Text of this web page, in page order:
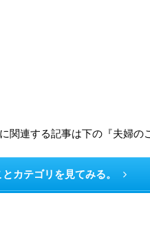
関連する記事は下の『夫婦の
カテゴリを見てみる。